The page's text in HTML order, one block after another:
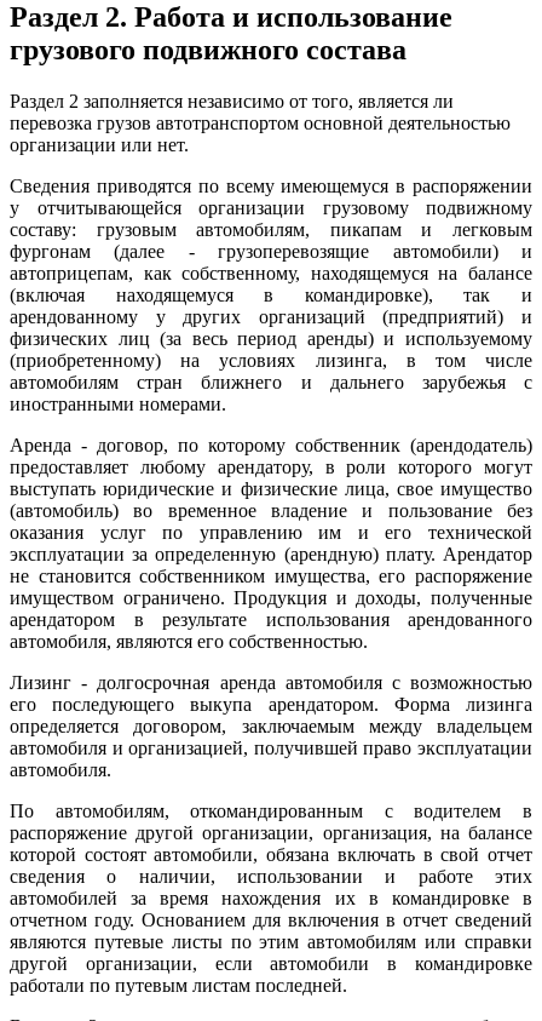
Раздел 2. Работа и использование
грузового подвижного состава
Раздел 2 заполняется независимо от того, является ли
перевозка грузов автотранспортом основной деятельностью
организации или нет.
Сведения приводятся по всему имеющемуся в распоряжении
у отчитывающейся организации грузовому подвижному
составу: грузовым автомобилям, пикапам и легковым
фургонам (далее - грузоперевозящие автомобили) и
автоприцепам, как собственному, находящемуся на балансе
(включая находящемуся в командировке), так и
арендованному у других организаций (предприятий) и
физических лиц (за весь период аренды) и используемому
(приобретенному) на условиях лизинга, в том числе
автомобилям стран ближнего и дальнего зарубежья с
иностранными номерами.
Аренда - договор, по которому собственник (арендодатель)
предоставляет любому арендатору, в роли которого могут
выступать юридические и физические лица, свое имущество
(автомобиль) во временное владение и пользование без
оказания услуг по управлению им и его технической
эксплуатации за определенную (арендную) плату. Арендатор
не становится собственником имущества, его распоряжение
имуществом ограничено. Продукция и доходы, полученные
арендатором в результате использования арендованного
автомобиля, являются его собственностью.
Лизинг - долгосрочная аренда автомобиля с возможностью
его последующего выкупа арендатором. Форма лизинга
определяется договором, заключаемым между владельцем
автомобиля и организацией, получившей право эксплуатации
автомобиля.
По автомобилям, откомандированным с водителем в
распоряжение другой организации, организация, на балансе
которой состоят автомобили, обязана включать в свой отчет
сведения о наличии, использовании и работе этих
автомобилей за время нахождения их в командировке в
отчетном году. Основанием для включения в отчет сведений
являются путевые листы по этим автомобилям или справки
другой организации, если автомобили в командировке
работали по путевым листам последней.